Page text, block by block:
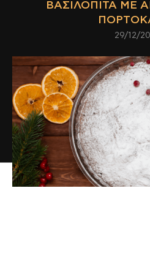
ΒΑΣΙΛΌΠΙΤΑ ΜΕ
29/12/